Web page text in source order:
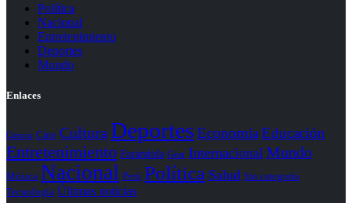
Política
Nacional
Entretenimiento
Deportes
Mundo
Enlaces
Ciencia Cine Cultura DeportesEconomía Educación
Entretenimiento Farándula Gear Internacional Mundo
Música Nacional Perú Política Salud Sin categoría
Tecnología Últimas noticias